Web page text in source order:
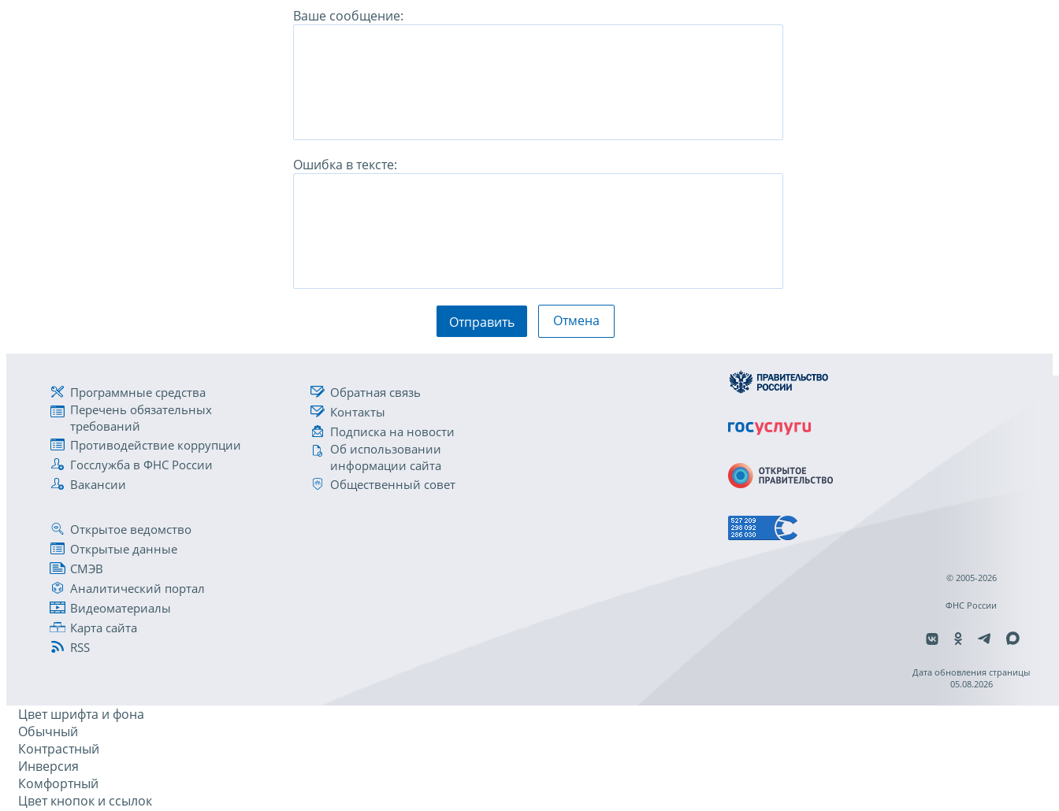
Ваше сообщение:
Ошибка в тексте:
Отправить Отмена
Программные средства
Перечень обязательных
требований
Противодействие коррупции
Госслужба в ФНС России
Вакансии
Обратная связь
Контакты
Подписка на новости
Об использовании
информации сайта
Общественный совет
Открытое ведомство
Открытые данные
СМЭВ
Аналитический портал
Видеоматериалы
Карта сайта
RSS
© 2005-2026
ФНС России
Дата обновления страницы
05.08.2026
Цвет шрифта и фона
Обычный
Контрастный
Инверсия
Комфортный
Цвет кнопок и ссылок